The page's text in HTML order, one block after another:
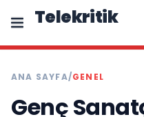
Telekritik
ANA SAYFA/GENEL
Genç